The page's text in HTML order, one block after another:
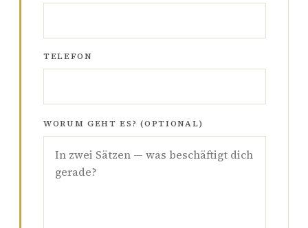
TELEFON
WORUM GEHT ES? (OPTIONAL)